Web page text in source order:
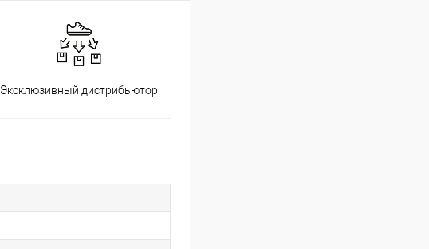
Эксклюзивный дистрибьютор